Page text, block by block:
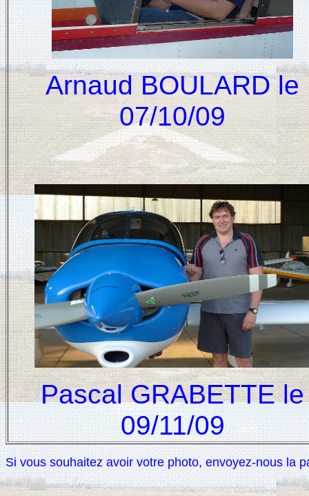
Arnaud BOULARD le
07/10/09
Pascal GRABETTE le
09/11/09
Si vous souhaitez avoir votre photo, envoyez-nous la